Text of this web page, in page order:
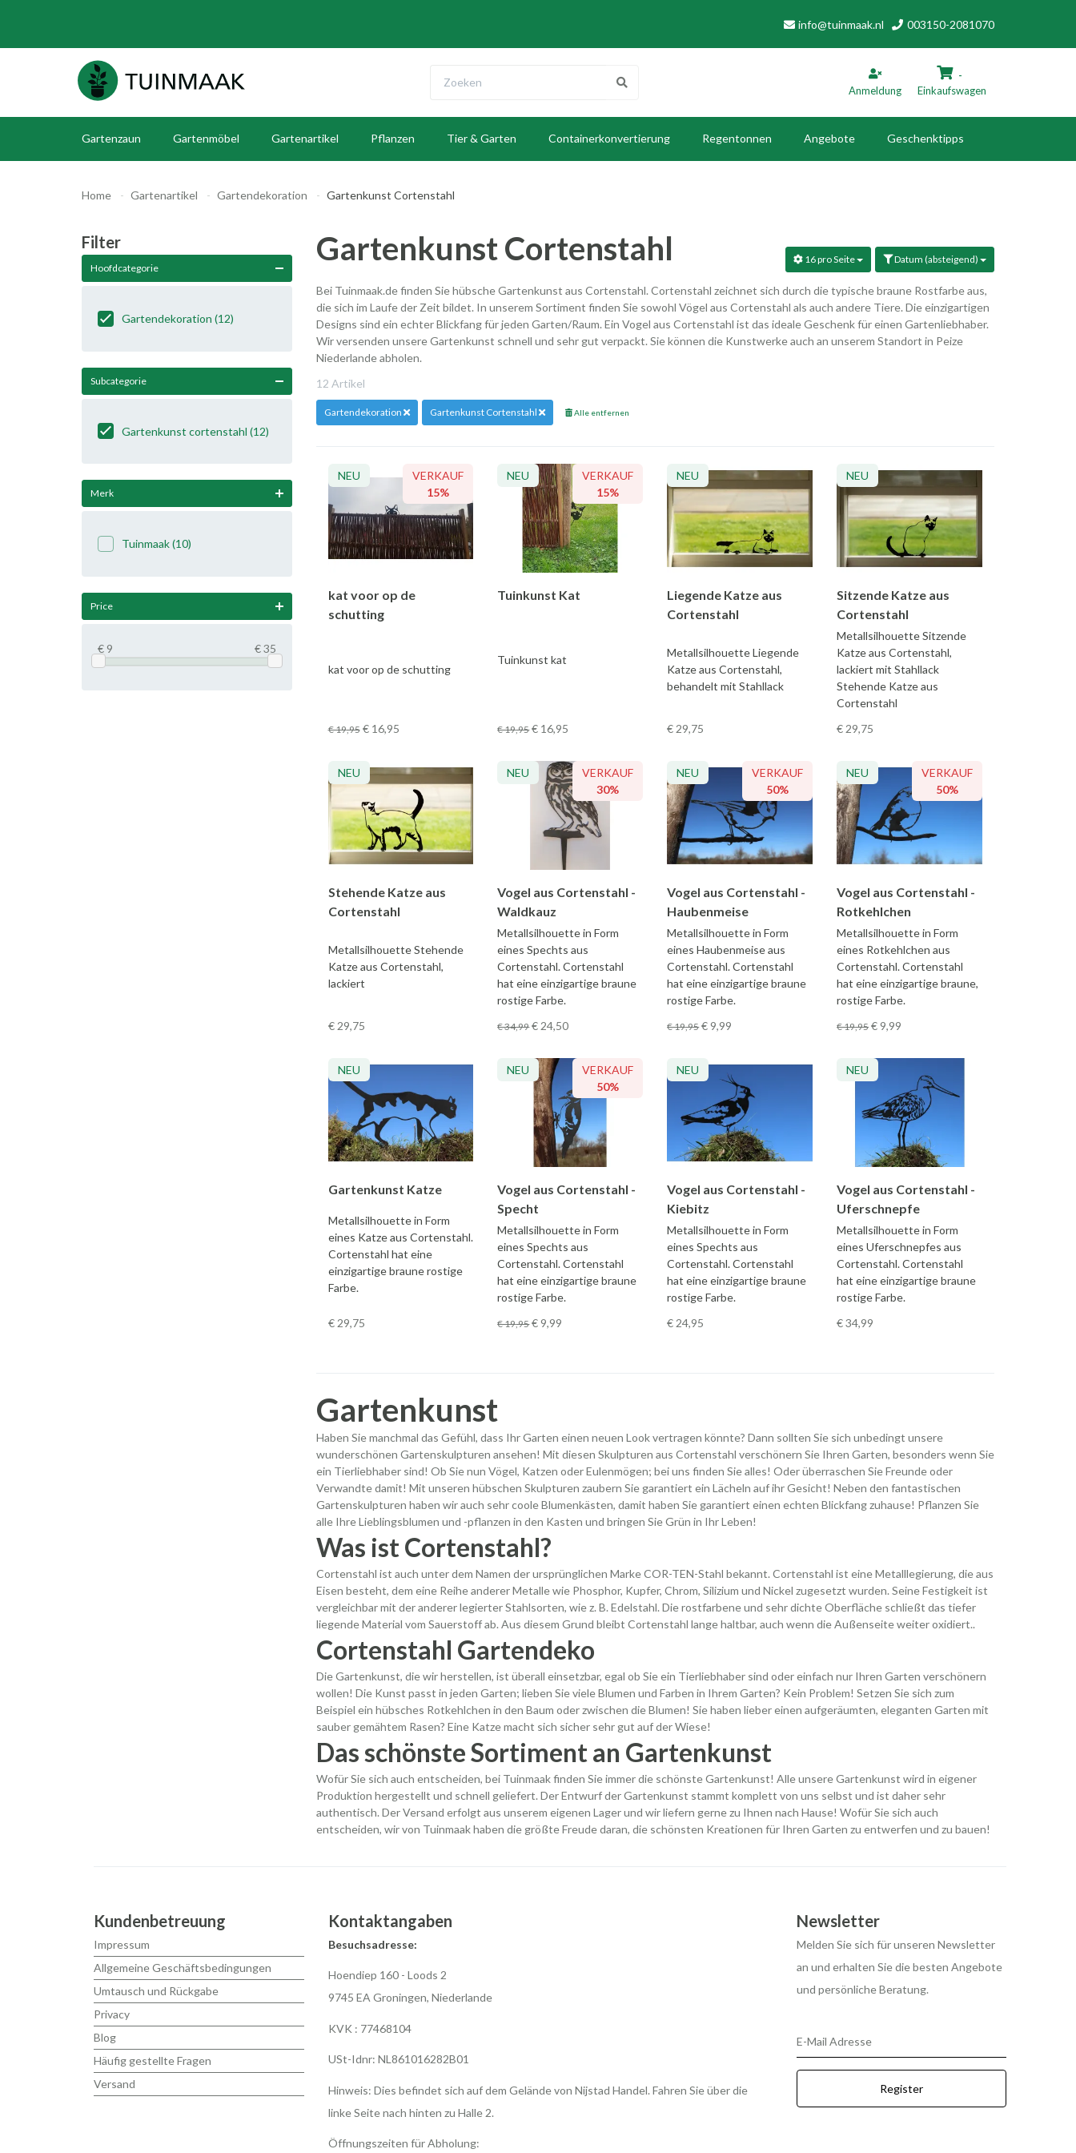
info@tuinmaak.nl 003150-2081070
Anmeldung
-
Einkaufswagen
Gartenzaun Gartenmöbel Gartenartikel Pflanzen Tier & Garten Containerkonvertierung Regentonnen Angebote Geschenktipps
Füllen Sie es mit Produkten.
Home Gartenartikel Gartendekoration Gartenkunst Cortenstahl
Filter
Hoofdcategorie
Gartendekoration (12)
Subcategorie
Gartenkunst cortenstahl (12)
Merk
Tuinmaak(10)
Price
€ 9 € 35
Gartenkunst Cortenstahl Datum (absteigend)
16 pro Seite
Bei Tuinmaak.de finden Sie hübsche Gartenkunst aus Cortenstahl. Cortenstahl zeichnet sich durch die typische braune Rostfarbe aus,
die sich im Laufe der Zeit bildet. In unserem Sortiment finden Sie sowohl Vögel aus Cortenstahl als auch andere Tiere. Die einzigartigen
Designs sind ein echter Blickfang für jeden Garten/Raum. Ein Vogel aus Cortenstahl ist das ideale Geschenk für einen Gartenliebhaber.
Wir versenden unsere Gartenkunst schnell und sehr gut verpackt. Sie können die Kunstwerke auch an unserem Standort in Peize
Niederlande abholen.
12 Artikel
Gartendekoration Gartenkunst Cortenstahl Alle entfernen
NEU
VERKAUF
15%
kat voor op de
schutting
kat voor op de schutting
€ 19,95€ 16,95
NEU
VERKAUF
15%
Tuinkunst Kat
Tuinkunst kat
€ 19,95€ 16,95
NEU
Liegende Katze aus
Cortenstahl
Metallsilhouette Liegende
Katze aus Cortenstahl,
behandelt mit Stahllack
€ 29,75
NEU
Sitzende Katze aus
Cortenstahl
Metallsilhouette Sitzende
Katze aus Cortenstahl,
lackiert mit Stahllack
Stehende Katze aus
Cortenstahl
€ 29,75
NEU
Stehende Katze aus
Cortenstahl
Metallsilhouette Stehende
Katze aus Cortenstahl,
lackiert
€ 29,75
NEU
VERKAUF
30%
Vogel aus Cortenstahl -
Waldkauz
Metallsilhouette in Form
eines Spechts aus
Cortenstahl. Cortenstahl
hat eine einzigartige braune
rostige Farbe.
€ 34,99€ 24,50
NEU
VERKAUF
50%
Vogel aus Cortenstahl -
Haubenmeise
Metallsilhouette in Form
eines Haubenmeise aus
Cortenstahl. Cortenstahl
hat eine einzigartige braune
rostige Farbe.
€ 19,95€ 9,99
NEU
VERKAUF
50%
Vogel aus Cortenstahl -
Rotkehlchen
Metallsilhouette in Form
eines Rotkehlchen aus
Cortenstahl. Cortenstahl
hat eine einzigartige braune,
rostige Farbe.
€ 19,95 € 9,99
NEU
Gartenkunst Katze
Metallsilhouette in Form
eines Katze aus Cortenstahl.
Cortenstahl hat eine
einzigartige braune rostige
Farbe.
€ 29,75
NEU
VERKAUF
50%
Vogel aus Cortenstahl -
Specht
Metallsilhouette in Form
eines Spechts aus
Cortenstahl. Cortenstahl
hat eine einzigartige braune
rostige Farbe.
€ 19,95€ 9,99
NEU
Vogel aus Cortenstahl -
Kiebitz
Metallsilhouette in Form
eines Spechts aus
Cortenstahl. Cortenstahl
hat eine einzigartige braune
rostige Farbe.
€ 24,95
NEU
Vogel aus Cortenstahl -
Uferschnepfe
Metallsilhouette in Form
eines Uferschnepfes aus
Cortenstahl. Cortenstahl
hat eine einzigartige braune
rostige Farbe.
€ 34,99
Gartenkunst
Haben Sie manchmal das Gefühl, dass Ihr Garten einen neuen Look vertragen könnte? Dann sollten Sie sich unbedingt unsere
wunderschönen Gartenskulpturen ansehen! Mit diesen Skulpturen aus Cortenstahl verschönern Sie Ihren Garten, besonders wenn Sie
ein Tierliebhaber sind! Ob Sie nun Vögel, Katzen oder Eulenmögen; bei uns finden Sie alles! Oder überraschen Sie Freunde oder
Verwandte damit! Mit unseren hübschen Skulpturen zaubern Sie garantiert ein Lächeln auf ihr Gesicht! Neben den fantastischen
Gartenskulpturen haben wir auch sehr coole Blumenkästen, damit haben Sie garantiert einen echten Blickfang zuhause! Pflanzen Sie
alle Ihre Lieblingsblumen und -pflanzen in den Kasten und bringen Sie Grün in Ihr Leben!
Was ist Cortenstahl?
Cortenstahl ist auch unter dem Namen der ursprünglichen Marke COR-TEN-Stahl bekannt. Cortenstahl ist eine Metalllegierung, die aus
Eisen besteht, dem eine Reihe anderer Metalle wie Phosphor, Kupfer, Chrom, Silizium und Nickel zugesetzt wurden. Seine Festigkeit ist
vergleichbar mit der anderer legierter Stahlsorten, wie z. B. Edelstahl. Die rostfarbene und sehr dichte Oberfläche schließt das tiefer
liegende Material vom Sauerstoff ab. Aus diesem Grund bleibt Cortenstahl lange haltbar, auch wenn die Außenseite weiter oxidiert..
Cortenstahl Gartendeko
Die Gartenkunst, die wir herstellen, ist überall einsetzbar, egal ob Sie ein Tierliebhaber sind oder einfach nur Ihren Garten verschönern
wollen! Die Kunst passt in jeden Garten; lieben Sie viele Blumen und Farben in Ihrem Garten? Kein Problem! Setzen Sie sich zum
Beispiel ein hübsches Rotkehlchen in den Baum oder zwischen die Blumen! Sie haben lieber einen aufgeräumten, eleganten Garten mit
sauber gemähtem Rasen? Eine Katze macht sich sicher sehr gut auf der Wiese!
Das schönste Sortiment an Gartenkunst
Wofür Sie sich auch entscheiden, bei Tuinmaak finden Sie immer die schönste Gartenkunst! Alle unsere Gartenkunst wird in eigener
Produktion hergestellt und schnell geliefert. Der Entwurf der Gartenkunst stammt komplett von uns selbst und ist daher sehr
authentisch. Der Versand erfolgt aus unserem eigenen Lager und wir liefern gerne zu Ihnen nach Hause! Wofür Sie sich auch
entscheiden, wir von Tuinmaak haben die größte Freude daran, die schönsten Kreationen für Ihren Garten zu entwerfen und zu bauen!
Kundenbetreuung
Impressum
Allgemeine Geschäftsbedingungen
Umtausch und Rückgabe
Privacy
Blog
Häufig gestellte Fragen
Versand
Kontaktangaben
Besuchsadresse:
Hoendiep 160 - Loods 2
9745 EA Groningen, Niederlande
KVK : 77468104
USt-Idnr: NL861016282B01
Hinweis: Dies befindet sich auf dem Gelände von Nijstad Handel. Fahren Sie über die
linke Seite nach hinten zu Halle 2.
Öffnungszeiten für Abholung:
Newsletter
Melden Sie sich für unseren Newsletter
an und erhalten Sie die besten Angebote
und persönliche Beratung.
E-Mail Adresse
Register